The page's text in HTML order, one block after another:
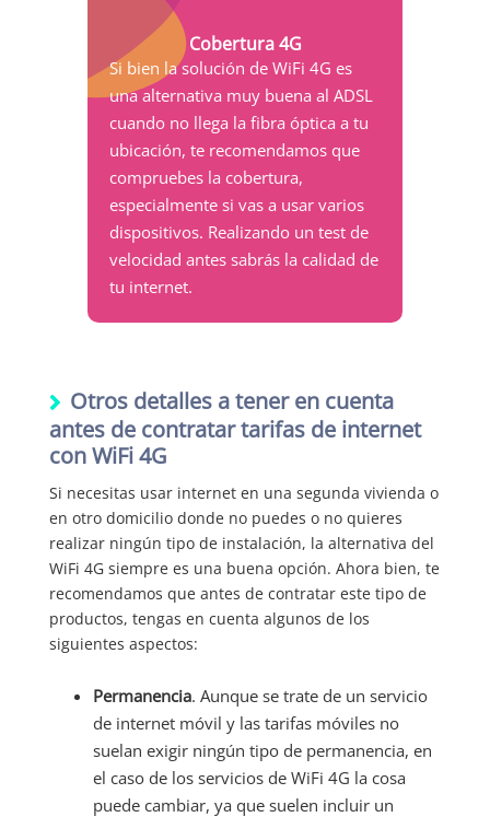
Cobertura 4G
Si bien la solución de WiFi 4G es
una alternativa muy buena al ADSL
cuando no llega la fibra óptica a tu
ubicación, te recomendamos que
compruebes la cobertura,
especialmente si vas a usar varios
dispositivos. Realizando un test de
velocidad antes sabrás la calidad de
tu internet.
Otros detalles a tener en cuenta
antes de contratar tarifas de internet
con WiFi 4G
Si necesitas usar internet en una segunda vivienda o
en otro domicilio donde no puedes o no quieres
realizar ningún tipo de instalación, la alternativa del
WiFi 4G siempre es una buena opción. Ahora bien, te
recomendamos que antes de contratar este tipo de
productos, tengas en cuenta algunos de los
siguientes aspectos:
Permanencia. Aunque se trate de un servicio
de internet móvil y las tarifas móviles no
suelan exigir ningún tipo de permanencia, en
el caso de los servicios de WiFi 4G la cosa
puede cambiar, ya que suelen incluir un